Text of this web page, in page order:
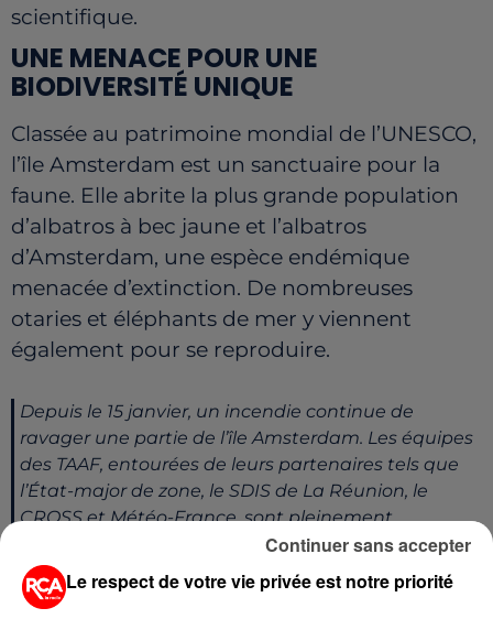
scientifique.
UNE MENACE POUR UNE
BIODIVERSITÉ UNIQUE
Classée au patrimoine mondial de l’UNESCO,
l’île Amsterdam est un sanctuaire pour la
faune. Elle abrite la plus grande population
d’albatros à bec jaune et l’albatros
d’Amsterdam, une espèce endémique
menacée d’extinction. De nombreuses
otaries et éléphants de mer y viennent
également pour se reproduire.
Depuis le 15 janvier, un incendie continue de
ravager une partie de l’île Amsterdam. Les équipes
des TAAF, entourées de leurs partenaires tels que
l’État-major de zone, le SDIS de La Réunion, le
CROSS et Météo-France, sont pleinement
https://t.co/crcAd6Or1c
pic.twitter.com/1UMIm6C2HJ
— Terres australes et antarctiques françaises (TAAF)
Le respect de votre vie privée est notre priorité
Continuer sans accepter